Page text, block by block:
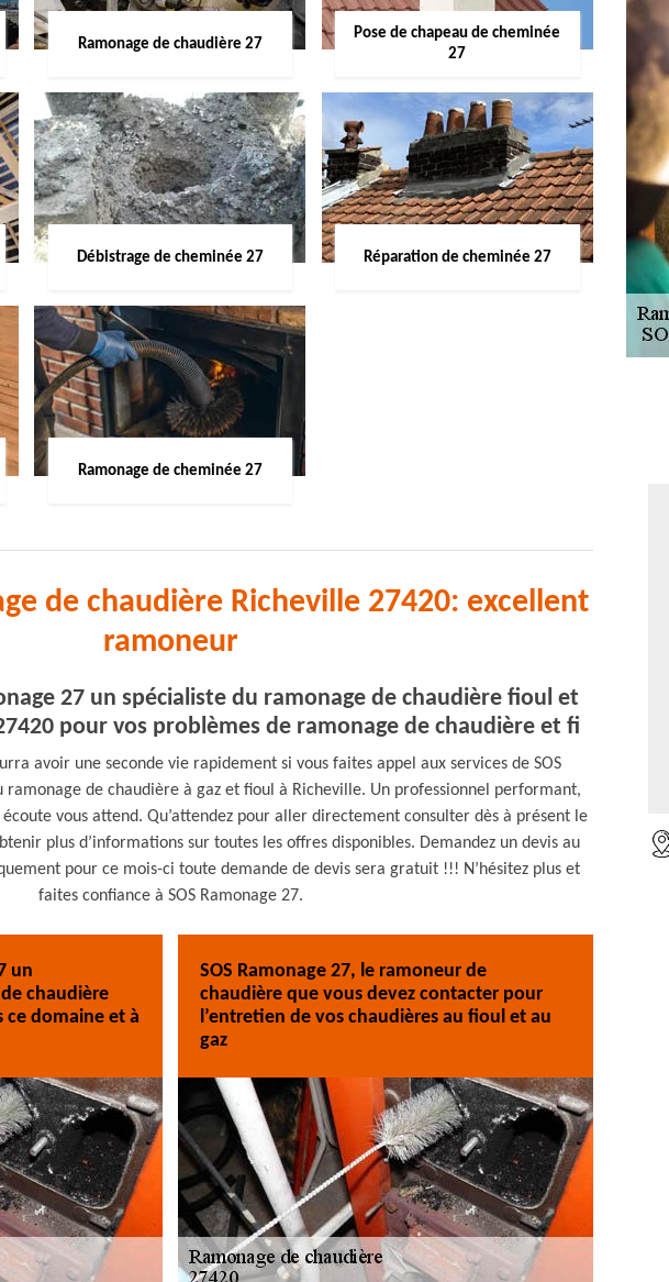
Ramonage de chaudière 27
Pose de chapeau de cheminée
27
Débistrage de cheminée 27 Réparation de cheminée 27
Ramonage de cheminée 27
de chaudière Richeville 27420: excellent
ramoneur
27 un spécialiste du ramonage de chaudière fioul et
pour vos problèmes de ramonage de chaudière et fi
avoir une seconde vie rapidement si vous faites appel aux services de SOS
ramonage de chaudière à gaz et fioul à Richeville. Un professionnel performant,
vous attend. Qu’attendez pour aller directement consulter dès à présent le
plus d’informations sur toutes les offres disponibles. Demandez un devis au
pour ce mois-ci toute demande de devis sera gratuit !!! N’hésitez plus et
faites confiance à SOS Ramonage 27.
un
chaudière
ce domaine et à
SOS Ramonage 27, le ramoneur de
chaudière que vous devez contacter pour
l’entretien de vos chaudières au fioul et au
gaz